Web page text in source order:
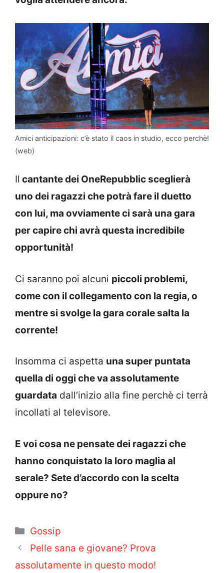
Amici anticipazioni: c’è stato il caos in studio, ecco perchè!
(web)
Il cantante dei OneRepubblic sceglierà
uno dei ragazzi che potrà fare il duetto
con lui, ma ovviamente ci sarà una gara
per capire chi avrà questa incredibile
opportunità!
Ci saranno poi alcuni piccoli problemi,
come con il collegamento con la regia, o
mentre si svolge la gara corale salta la
corrente!
Insomma ci aspetta una super puntata
quella di oggi che va assolutamente
guardata dall’inizio alla fine perchè ci terrà
incollati al televisore.
E voi cosa ne pensate dei ragazzi che
hanno conquistato la loro maglia al
serale? Sete d’accordo con la scelta
oppure no?
Categorie
Gossip
Pelle sana e giovane? Prova
assolutamente in questo modo!